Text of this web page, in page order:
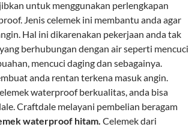
untuk menggunakan perlengkapan
Jenis celemek ini membantu anda agar
Hal ini dikarenakan pekerjaan anda tak
berhubungan dengan air seperti mencuci
mencuci daging dan sebagainya.
anda rentan terkena masuk angin.
waterproof berkualitas, anda bisa
Craftdale melayani pembelian beragam
waterproof hitam. Celemek dari